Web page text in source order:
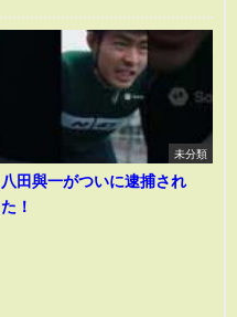
未分類
八田與一がついに逮捕され
た！